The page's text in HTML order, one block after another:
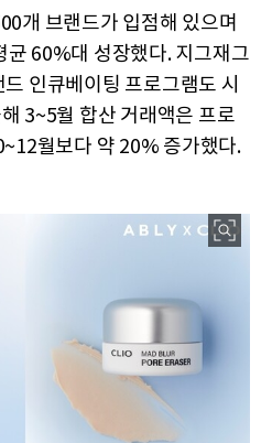
개 브랜드가 입점해 있으며
균 60%대 성장했다. 지그재그
인큐베이팅 프로그램도 시
3~5월 합산 거래액은 프로
월보다 약 20% 증가했다.